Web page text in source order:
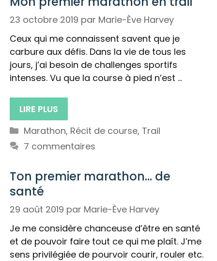
23 octobre 2019 par Marie-Ève Harvey
Ceux qui me connaissent savent que je
carbure aux défis. Dans la vie de tous les
jours, j’ai besoin de challenges sportifs
intenses. Vu que la course à pied n’est …
LIRE PLUS
Catégories
Marathon, Récit de course, Trail
7 commentaires
Ton premier marathon… de
santé
29 août 2019 par Marie-Ève Harvey
Je me considère chanceuse d’être en santé
et de pouvoir faire tout ce qui me plaît. J’me
sens privilégiée de pourvoir courir, rouler etc.